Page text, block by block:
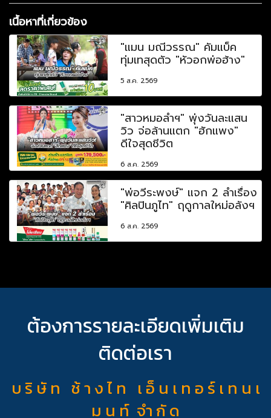
เนื้อหาที่เกี่ยวข้อง
"แมน มณีวรรณ" คัมแบ็ค
ทุ่มเทสุดตัว "หัวอกพ่อฮ้าง"
5 ส.ค. 2569
"สาวหมอลำฯ" พุ่งวันละแสน
วิว จ่อล้านแตก "ฮักแพง"
ดีใจสุดชีวิต
6 ส.ค. 2569
"พ่อวีระพงษ์" แจก 2 ลำเรื่อง
"ศิลปินภูไท" ฤดูกาลใหม่อลังฯ
6 ส.ค. 2569
ต้องการรายละเอียดเพิ่มเติม
ติดต่อเรา
บ ริ ษั ท ช้ า ง ไ ท เ อ็ น เ ท อ ร์ เ ท น เ
ม น ท์ จำ กั ด